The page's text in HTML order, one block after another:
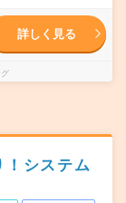
詳しく見る
システム